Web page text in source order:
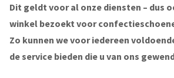
Dit geldt voor al onze diensten – dus
winkel bezoekt voor
Zo kunnen we voor iedereen
de service bieden die u van ons